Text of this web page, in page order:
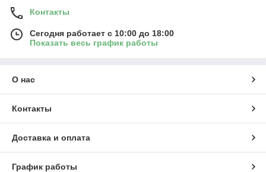
Контакты
Сегодня работает с 10:00 до 18:00
Показать весь график работы
О нас
Контакты
Доставка и оплата
График работы